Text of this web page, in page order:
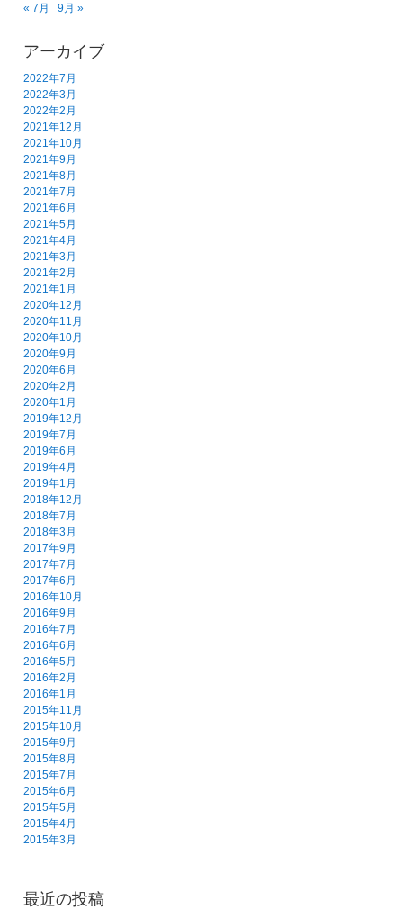
« 7月 9月 »
アーカイブ
2022年7月
2022年3月
2022年2月
2021年12月
2021年10月
2021年9月
2021年8月
2021年7月
2021年6月
2021年5月
2021年4月
2021年3月
2021年2月
2021年1月
2020年12月
2020年11月
2020年10月
2020年9月
2020年6月
2020年2月
2020年1月
2019年12月
2019年7月
2019年6月
2019年4月
2019年1月
2018年12月
2018年7月
2018年3月
2017年9月
2017年7月
2017年6月
2016年10月
2016年9月
2016年7月
2016年6月
2016年5月
2016年2月
2016年1月
2015年11月
2015年10月
2015年9月
2015年8月
2015年7月
2015年6月
2015年5月
2015年4月
2015年3月
最近の投稿